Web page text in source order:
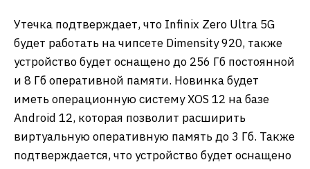
Утечка подтверждает, что Infinix Zero Ultra 5G
будет работать на чипсете Dimensity 920, также
устройство будет оснащено до 256 Гб постоянной
и 8 Гб оперативной памяти. Новинка будет
иметь операционную систему XOS 12 на базе
Android 12, которая позволит расширить
виртуальную оперативную память до 3 Гб. Также
подтверждается, что устройство будет оснащено